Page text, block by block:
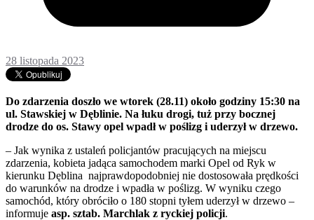
28 listopada 2023
Do zdarzenia doszło we wtorek (28.11) około godziny 15:30 na
ul. Stawskiej w Dęblinie. Na łuku drogi, tuż przy bocznej
drodze do os. Stawy opel wpadł w poślizg i uderzył w drzewo.
– Jak wynika z ustaleń policjantów pracujących na miejscu
zdarzenia, kobieta jadąca samochodem marki Opel od Ryk w
kierunku Dęblina najprawdopodobniej nie dostosowała prędkości
do warunków na drodze i wpadła w poślizg. W wyniku czego
samochód, który obróciło o 180 stopni tyłem uderzył w drzewo –
informuje asp. sztab. Marchlak z ryckiej policji.